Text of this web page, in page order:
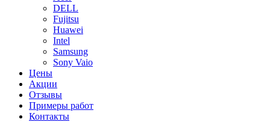
DELL
Fujitsu
Huawei
Intel
Samsung
Sony Vaio
Цены
Акции
Отзывы
Примеры работ
Контакты